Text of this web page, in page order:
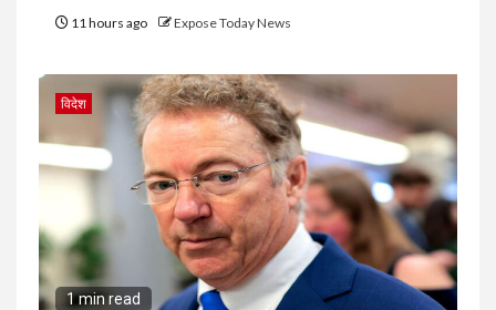
11 hours ago Expose Today News
विदेश
1 min read